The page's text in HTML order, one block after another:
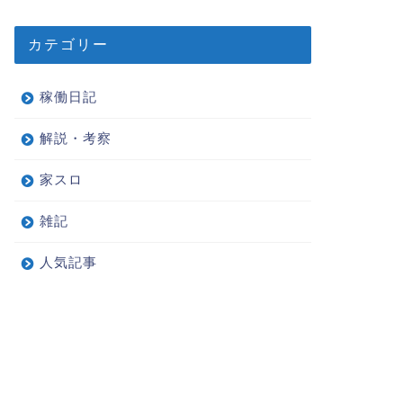
カテゴリー
稼働日記
解説・考察
家スロ
雑記
人気記事